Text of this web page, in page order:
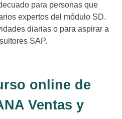
para personas que
expertos del módulo SD.
diarias o para aspirar a
SAP.
online de
Ventas y